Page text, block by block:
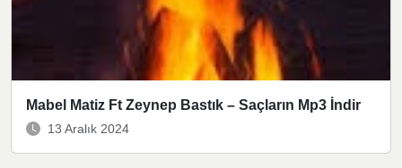
Mabel Matiz Ft Zeynep Bastık – Saçların Mp3 İndir
13 Aralık 2024